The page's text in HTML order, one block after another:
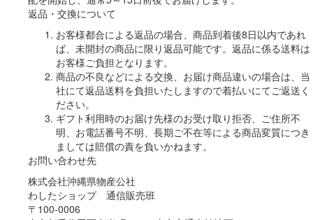
返品・交換について
お客様都合による返品の場合、商品到着後8日以内であれ
ば、未開封の商品に限り返品可能です。返品に係る送料は
お客様ご負担となります。
商品の不良などによる交換、お届け商品違いの場合は、当
社にて返品送料を負担いたしますので着払いにてご返送く
ださい。
ギフト利用時のお届け先様のお受け取り拒否、ご住所不
明、お電話番号不明、長期ご不在等による商品変質につき
ましては賠償の責を負いかねます。
お問い合わせ先
株式会社沖縄県物産公社
わしたショップ 通信販売班
〒100-0006